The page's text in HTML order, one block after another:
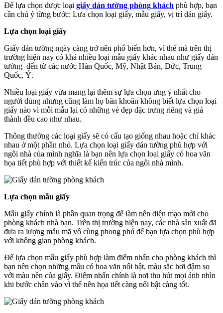
Để lựa chọn được loại giấy dán tường phòng khách phù hợp, bạn
cần chú ý từng bước: Lưa chọn loại giấy, mẫu giấy, vị trí dán giấy.
Lựa chọn loại giấy
Giấy dán tường ngày càng trở nên phổ biến hơn, vì thế mà trên thị
trường hiện nay có khá nhiều loại mẫu giấy khác nhau như giấy dán
tường đến từ các nước Hàn Quốc, Mỹ, Nhật Bản, Đức, Trung
Quốc, Ý.
Nhiều loại giấy vừa mang lại thêm sự lựa chọn ưng ý nhất cho
người dùng nhưng cũng làm họ băn khoăn không biết lựa chọn loại
giấy nào vì mỗi mẫu lại có những vẻ đẹp đặc trưng riêng và giá
thành đều cao như nhau.
Thông thường các loại giấy sẽ có cấu tạo giống nhau hoặc chỉ khác
nhau ở một phần nhỏ. Lựa chọn loại giấy dán tường phù hợp với
ngôi nhà của mình nghĩa là bạn nên lựa chọn loại giấy có hoa văn
họa tiết phù hợp với thiết kế kiến trúc của ngôi nhà mình.
Lựa chọn mẫu giấy
Mẫu giấy chính là phần quan trọng để làm nên diện mạo mới cho
phòng khách nhà bạn. Trên thị trường hiện nay, các nhà sản xuất đã
đưa ra lượng mẫu mã vô cùng phong phú để bạn lựa chọn phù hợp
với không gian phòng khách.
Để lựa chọn mẫu giấy phù hợp làm điểm nhấn cho phòng khách thì
bạn nên chọn những mẫu có hoa văn nổi bật, màu sắc hơi đậm so
với màu nền của giấy. Điểm nhấn chính là nơi thu hút mọi ánh nhìn
khi bước chân vào vì thế nên họa tiết càng nổi bật càng tốt.